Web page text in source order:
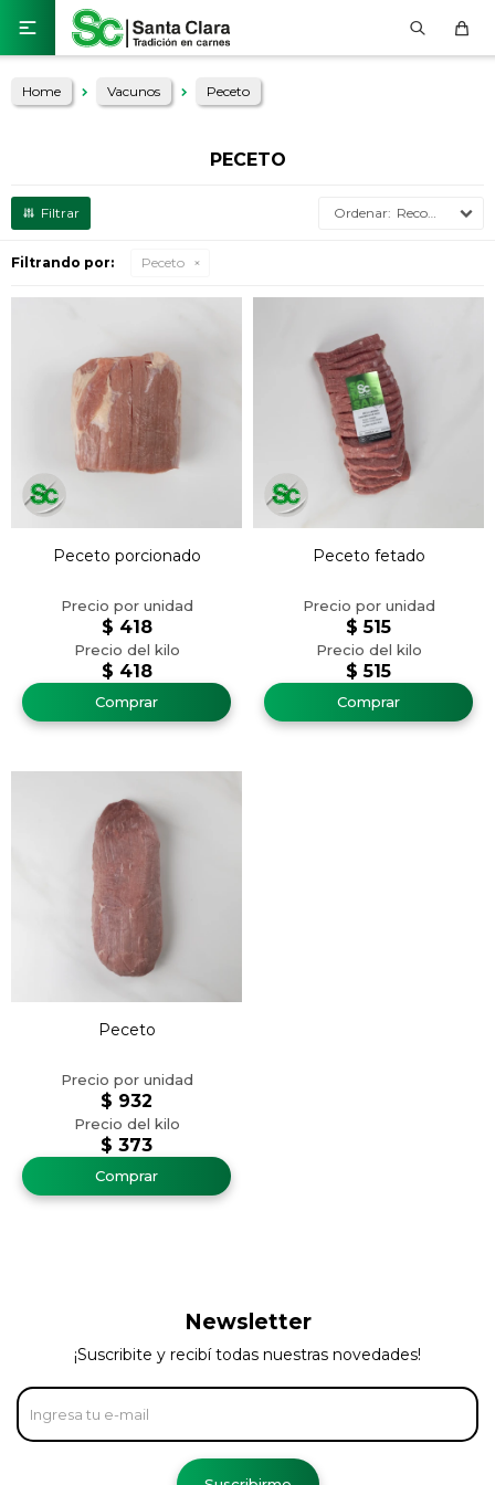

Home Vacunos Peceto
PECETO
Recomendados
Filtrando por: Peceto
Peceto porcionado
$ 418
$ 418
Peceto fetado
$ 515
$ 515
Peceto
$ 373
$ 932
Newsletter
¡Suscribite y recibí todas nuestras novedades!